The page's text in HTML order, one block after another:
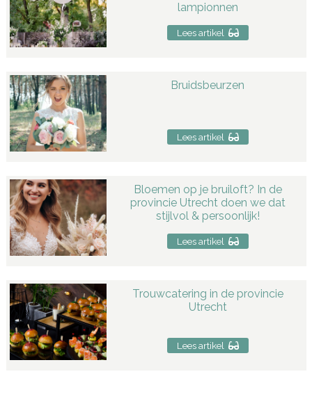
lampionnen
Lees artikel
Bruidsbeurzen
Lees artikel
Bloemen op je bruiloft? In de
provincie Utrecht doen we dat
stijlvol & persoonlijk!
Lees artikel
Trouwcatering in de provincie
Utrecht
Lees artikel